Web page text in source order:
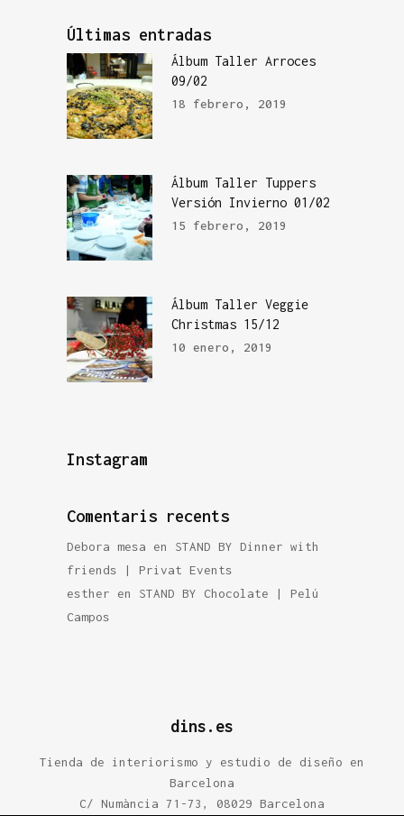
Últimas entradas
Álbum Taller Arroces
09/02
18 febrero, 2019
Álbum Taller Tuppers
Versión Invierno 01/02
15 febrero, 2019
Álbum Taller Veggie
Christmas 15/12
10 enero, 2019
Instagram
Comentaris recents
Debora mesa en STAND BY Dinner with
friends | Privat Events
esther en STAND BY Chocolate | Pelú
Campos
dins.es
​Tienda de interiorismo y estudio de diseño en
Barcelona
C/ Numància 71-73, 08029 Barcelona